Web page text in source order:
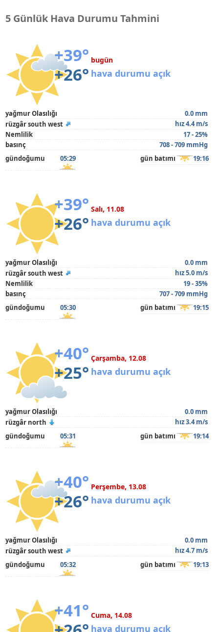
5 Günlük Hava Durumu Tahmini
+39°
+26°
bugün
hava durumu açık
yağmur Olasılığı
0.0 mm
rüzgâr south west
hız 4.4 m/s
Nemlilik
17 - 25%
basınç
708 - 709 mmHg
gündoğumu
05:29 gün batımı 19:16
+39°
+26°
Salı, 11.08
hava durumu açık
yağmur Olasılığı
0.0 mm
rüzgâr south west
hız 5.0 m/s
Nemlilik
19 - 35%
basınç
707 - 709 mmHg
gündoğumu
05:30 gün batımı 19:15
+40°
+25°
Çarşamba, 12.08
hava durumu açık
yağmur Olasılığı
0.0 mm
rüzgâr north
hız 3.4 m/s
gündoğumu
05:31 gün batımı 19:14
+40°
+26°
Perşembe, 13.08
hava durumu açık
yağmur Olasılığı
0.0 mm
rüzgâr south west
hız 4.7 m/s
gündoğumu
05:32 gün batımı 19:13
+41° Cuma, 14.08
hava durumu açık